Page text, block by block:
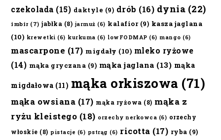
czekolada (15) daktyle (9) drób (16) dynia (22)
imbir (7) jabłka (8) jarmuż (6) kalafior(9) kasza jaglana
(10) krewetki (6) kurkuma (6) lowFODMAP (6) mango (6)
mascarpone (17) migdały (10) mleko ryżowe
(14) mąka gryczana (9) mąka jaglana (13) mąka
migdałowa (11) mąka orkiszowa (71)
mąka owsiana (17) mąka ryżowa (8) mąka z
ryżu kleistego (18) orzechy nerkowca (6) orzechy
włoskie (8) pistacje (6) pstrąg (6) ricotta (17) ryba (9)